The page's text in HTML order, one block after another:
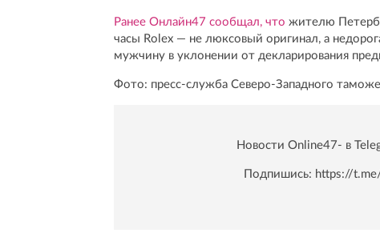
Ранее Онлайн47 сообщал, что жителю
часы Rolex — не люксовый оригинал, а
мужчину в уклонении от декларирования
Фото: пресс-служба Северо-Западного
Новости Online47- в
Подпишись: https://